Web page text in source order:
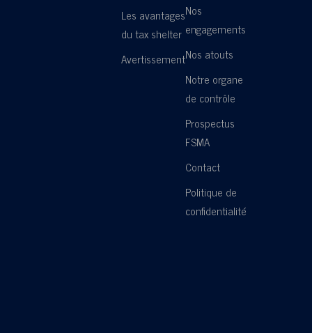
Les avantages
du tax shelter
Avertissement
Nos
engagements
Nos atouts
Notre organe
de contrôle
Prospectus
FSMA
Contact
Politique de
confidentialité